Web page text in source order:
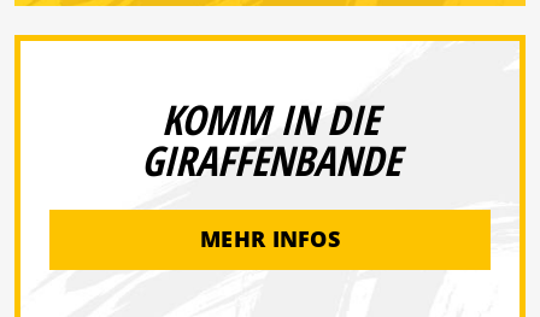
KOMM IN DIE
GIRAFFENBANDE
MEHR INFOS